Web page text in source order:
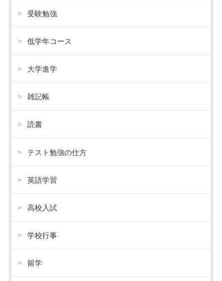
受験勉強
低学年コース
大学進学
雑記帳
読書
テスト勉強の仕方
英語学習
高校入試
学校行事
留学